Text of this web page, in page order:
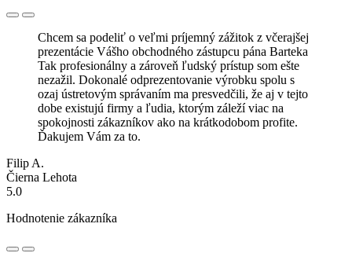
Chcem sa podeliť o veľmi príjemný zážitok z včerajšej
prezentácie Vášho obchodného zástupcu pána Barteka
Tak profesionálny a zároveň ľudský prístup som ešte
nezažil. Dokonalé odprezentovanie výrobku spolu s
ozaj ústretovým správaním ma presvedčili, že aj v tejto
dobe existujú firmy a ľudia, ktorým záleží viac na
spokojnosti zákazníkov ako na krátkodobom profite.
Ďakujem Vám za to.
Filip A.
Čierna Lehota
5.0
Hodnotenie zákazníka